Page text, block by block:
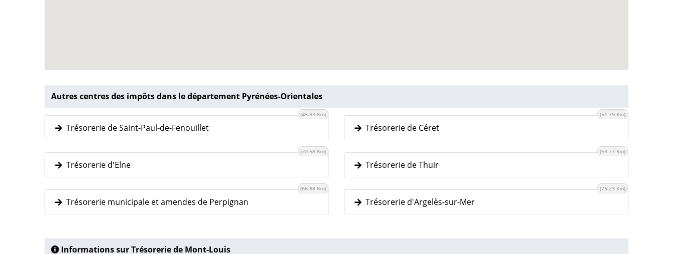
Autres centres des impôts dans le département Pyrénées-Orientales
Trésorerie de Saint-Paul-de-Fenouillet
(45.83 Km)
Trésorerie de Céret
(51.79 Km)
Trésorerie d'Elne
(70.58 Km)
Trésorerie de Thuir
(53.77 Km)
Trésorerie municipale et amendes de Perpignan
(66.88 Km)
Trésorerie d'Argelès-sur-Mer
(75.23 Km)
Informations sur Trésorerie de Mont-Louis